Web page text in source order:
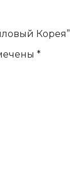
Корея”
*